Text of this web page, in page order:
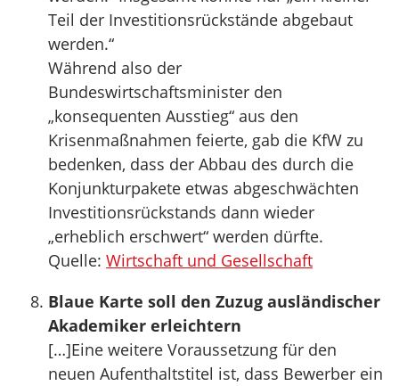
Teil der Investitionsrückstände abgebaut
werden.“
Während also der
Bundeswirtschaftsminister den
„konsequenten Ausstieg“ aus den
Krisenmaßnahmen feierte, gab die KfW zu
bedenken, dass der Abbau des durch die
Konjunkturpakete etwas abgeschwächten
Investitionsrückstands dann wieder
„erheblich erschwert“ werden dürfte.
Quelle: Wirtschaft und Gesellschaft
Blaue Karte soll den Zuzug ausländischer
Akademiker erleichtern
[…]Eine weitere Voraussetzung für den
neuen Aufenthaltstitel ist, dass Bewerber ein